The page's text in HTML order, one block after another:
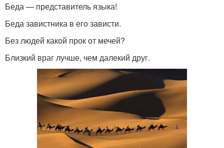
Беда — представитель языка!
Беда завистника в его зависти.
Без людей какой прок от мечей?
Близкий враг лучше, чем далекий друг.